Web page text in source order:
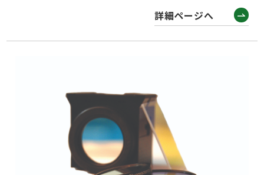
詳細ページへ